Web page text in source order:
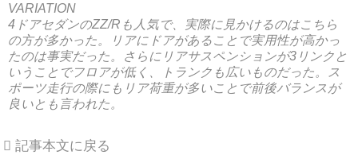
VARIATION
4ドアセダンのZZ/Rも人気で、実際に見かけるのはこちら
の方が多かった。リアにドアがあることで実用性が高かっ
たのは事実だった。さらにリアサスペンションが3リンクと
いうことでフロアが低く、トランクも広いものだった。ス
ポーツ走行の際にもリア荷重が多いことで前後バランスが
良いとも言われた。
記事本文に戻る